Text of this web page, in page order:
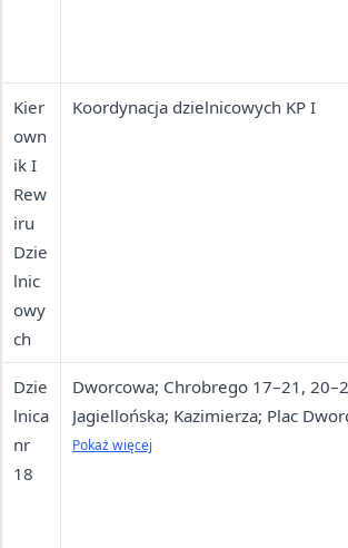
Kier
own
ik I
Rew
iru
Dzie
lnic
owy
ch
Koordynacja dzielnicowych KP I
Dzie
lnica
nr
18
Dworcowa; Chrobrego 17–21,
Jagiellońska; Kazimierza; Plac
Pocztowa; Powstańców 2–16, 1–11;
Pokaż więcej